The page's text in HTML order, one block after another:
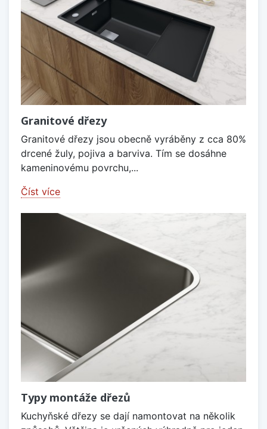
Granitové dřezy
Granitové dřezy jsou obecně vyráběny z cca 80%
drcené žuly, pojiva a barviva. Tím se dosáhne
kameninovému povrchu,...
Číst více
Typy montáže dřezů
Kuchyňské dřezy se dají namontovat na několik